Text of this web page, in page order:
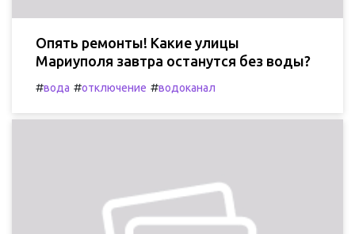
Опять ремонты! Какие улицы
Мариуполя завтра останутся без воды?
#вода #отключение #водоканал